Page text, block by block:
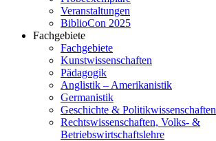
Veranstaltungen
BiblioCon 2025
Fachgebiete
Fachgebiete
Kunstwissenschaften
Pädagogik
Anglistik – Amerikanistik
Germanistik
Geschichte & Politikwissenschaften
Rechtswissenschaften, Volks- &
Betriebswirtschaftslehre